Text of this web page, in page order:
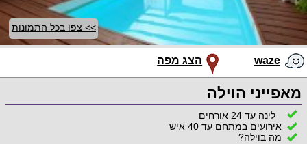
>> צפו בכל התמונות
waze הצג מפה
מאפייני הוילה
לינה עד 24 אורחים
אירועים במתחם עד 40 איש
מה בוילה?